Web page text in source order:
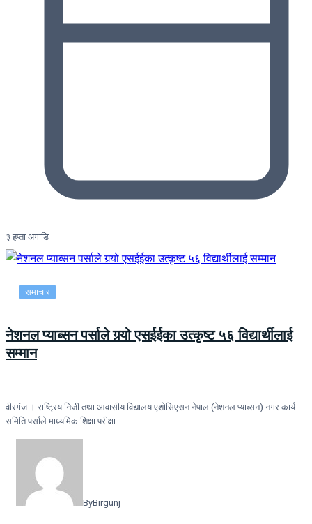
३ हप्ता अगाडि
समाचार
नेशनल प्याब्सन पर्साले गर्‍यो एसईईका उत्कृष्ट ५६ विद्यार्थीलाई
सम्मान
वीरगंज । राष्ट्रिय निजी तथा आवासीय विद्यालय एशोसिएसन नेपाल (नेशनल प्याब्सन) नगर कार्य
समिति पर्साले माध्यमिक शिक्षा परीक्षा…
ByBirgunj